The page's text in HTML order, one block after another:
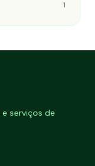
1
serviços de